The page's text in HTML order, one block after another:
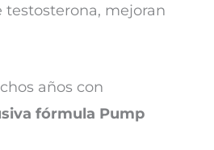
mejoran
años con
fórmula Pump